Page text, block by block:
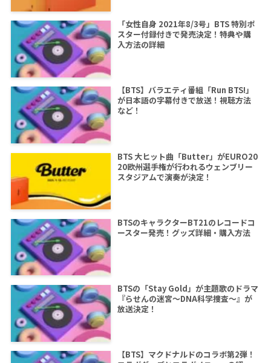
「女性自身 2021年8/3号」BTS 特別ポ
スター付録付きで発売決定！特典や購
入方法の詳細
【BTS】バラエティ番組「Run BTS!」
が日本語の字幕付きで放送！視聴方法
など！
BTS 大ヒット曲「Butter」がEURO20
20欧州選手権が行われるウェンブリー
スタジアムで演奏が決定！
BTSのキャラクターBT21のレコードコ
ースター発売！グッズ詳細・購入方法
BTSの「Stay Gold」が主題歌のドラマ
『らせんの迷宮～DNA科学捜査～』が
放送決定！
【BTS】マクドナルドのコラボ第2弾！